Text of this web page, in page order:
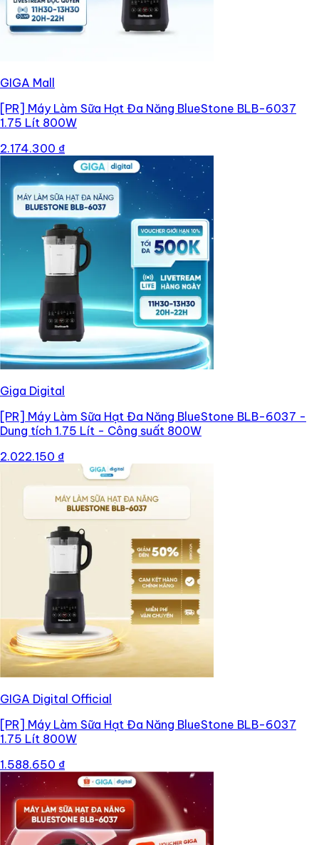
GIGA Mall
[PR] Máy Làm Sữa Hạt Đa Năng BlueStone BLB-6037
1.75 Lít 800W
2.174.300 ₫
Giga Digital
[PR] Máy Làm Sữa Hạt Đa Năng BlueStone BLB-6037 -
Dung tích 1.75 Lít - Công suất 800W
2.022.150 ₫
GIGA Digital Official
[PR] Máy Làm Sữa Hạt Đa Năng BlueStone BLB-6037
1.75 Lít 800W
1.588.650 ₫